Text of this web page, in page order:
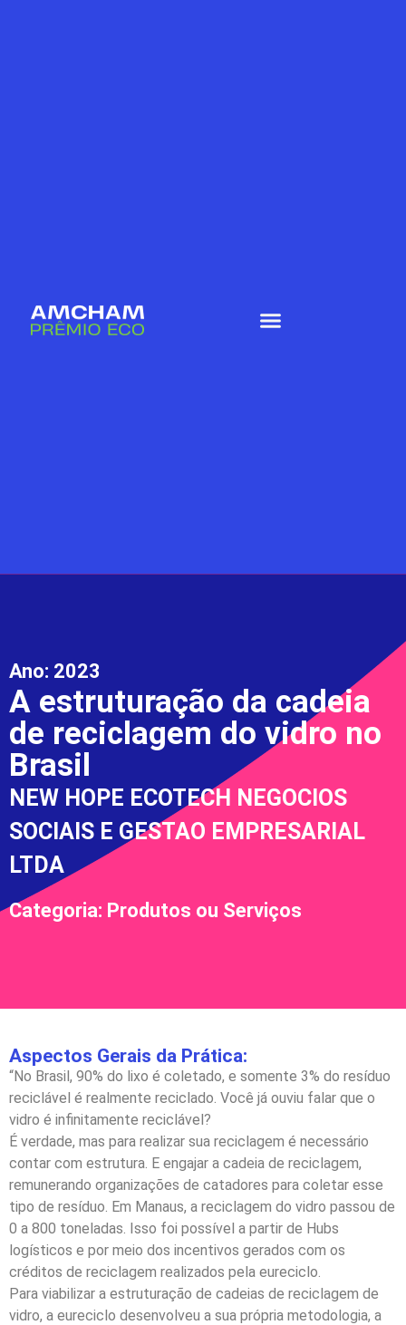
Ano: 2023
A estruturação da cadeia
de reciclagem do vidro no
Brasil
NEW HOPE ECOTECH NEGOCIOS
SOCIAIS E GESTAO EMPRESARIAL
LTDA
Categoria: Produtos ou Serviços
Aspectos Gerais da Prática:
“No Brasil, 90% do lixo é coletado, e somente 3% do resíduo
reciclável é realmente reciclado. Você já ouviu falar que o
vidro é infinitamente reciclável?
É verdade, mas para realizar sua reciclagem é necessário
contar com estrutura. E engajar a cadeia de reciclagem,
remunerando organizações de catadores para coletar esse
tipo de resíduo. Em Manaus, a reciclagem do vidro passou de
0 a 800 toneladas. Isso foi possível a partir de Hubs
logísticos e por meio dos incentivos gerados com os
créditos de reciclagem realizados pela eureciclo.
Para viabilizar a estruturação de cadeias de reciclagem de
vidro, a eureciclo desenvolveu a sua própria metodologia, a